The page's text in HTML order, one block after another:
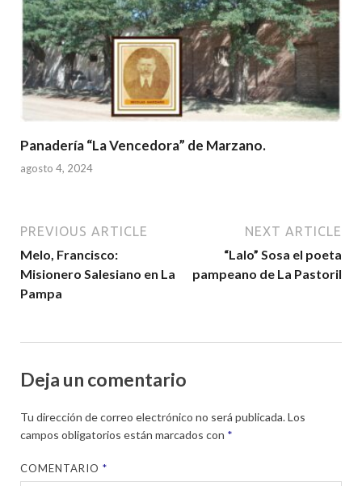
Panadería “La Vencedora” de Marzano.
agosto 4, 2024
PREVIOUS ARTICLE
Melo, Francisco:
Misionero Salesiano en La
Pampa
NEXT ARTICLE
“Lalo” Sosa el poeta
pampeano de La Pastoril
Deja un comentario
Tu dirección de correo electrónico no será publicada.Los
campos obligatorios están marcados con *
COMENTARIO*